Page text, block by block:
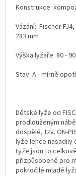
Konstrukce:
Vázání: Fischer
283 mm
Výška lyžaře: 80 -
Stav: A - mírně
Dětské lyže od
prodlouženým
dospělé, tzv. ON-
lyže lehce nasadily
Lyže jsou to
přizpůsobené pro
pokročilé mladé